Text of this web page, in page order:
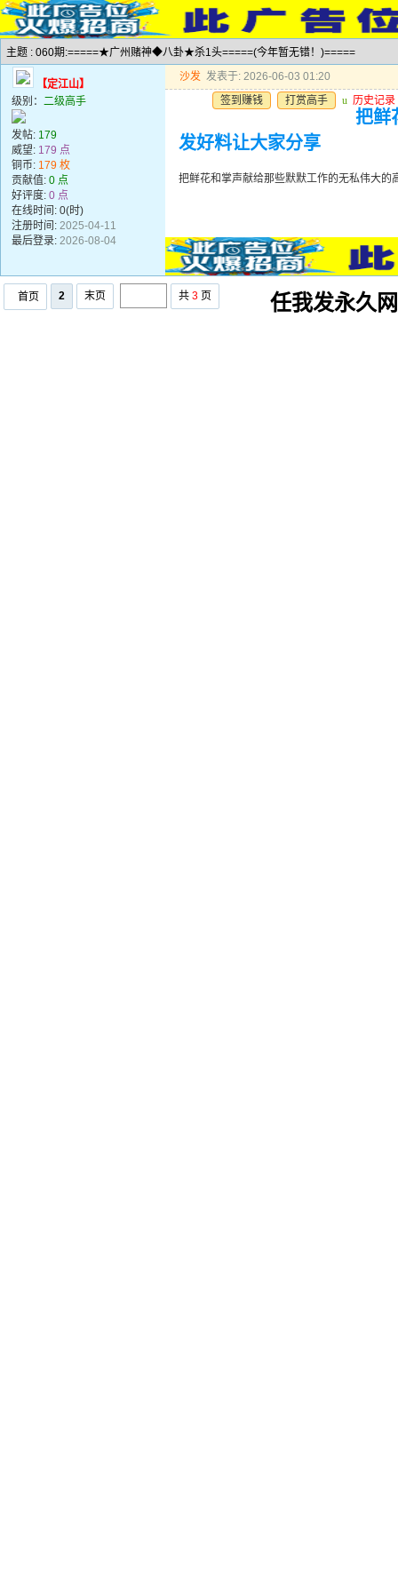
主题 : 060期:=====★广州赌神◆八卦★杀1头=====(今年暂无错！)=====
【定江山】
级别： 二级高手
发帖: 179
威望: 179 点
铜币: 179 枚
贡献值: 0 点
好评度: 0 点
在线时间: 0(时)
注册时间: 2025-04-11
最后登录: 2026-08-04
沙发 发表于: 2026-06-03 01:20
签到赚钱
打赏高手 u 历史记录
把鲜
发好料让大家分享
把鲜花和掌声献给那些默默工作的无私伟大的
首页 2 末页 共 3 页 任我发永久